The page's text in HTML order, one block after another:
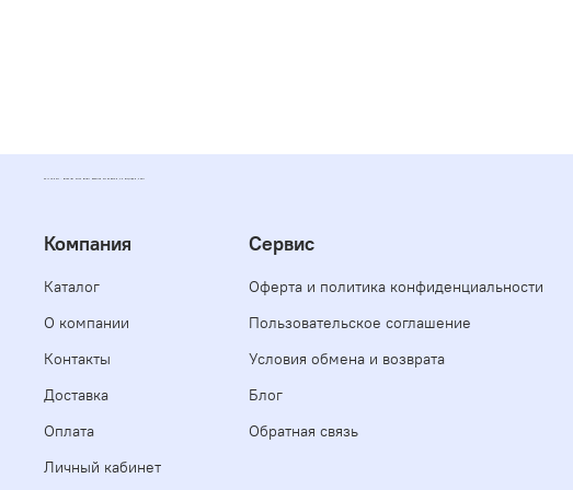
Компания
Каталог
О компании
Контакты
Доставка
Оплата
Личный кабинет
Сервис
Оферта и политика конфиденциальности
Пользовательское соглашение
Условия обмена и возврата
Блог
Обратная связь